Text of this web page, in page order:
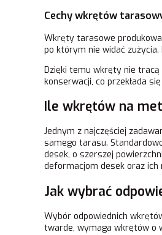
Cechy wkrętów
Wkręty tarasowe
po którym nie widać
Dzięki temu wkręty nie tracą
konserwacji, co przekłada
Ile wkrętów na
Jednym z najczęściej
samego tarasu.
desek, o szerszej
deformacjom desek oraz ich
Jak wybrać
Wybór odpowiednich
twarde, wymaga wkrętów o